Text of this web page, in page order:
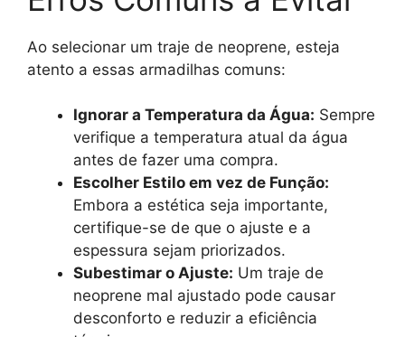
Ao selecionar um traje de neoprene, esteja
atento a essas armadilhas comuns:
Ignorar a Temperatura da Água: Sempre
verifique a temperatura atual da água
antes de fazer uma compra.
Escolher Estilo em vez de Função:
Embora a estética seja importante,
certifique-se de que o ajuste e a
espessura sejam priorizados.
Subestimar o Ajuste: Um traje de
neoprene mal ajustado pode causar
desconforto e reduzir a eficiência